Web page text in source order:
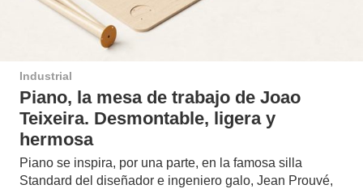
Industrial
Piano, la mesa de trabajo de Joao
Teixeira. Desmontable, ligera y
hermosa
Piano se inspira, por una parte, en la famosa silla
Standard del diseñador e ingeniero galo, Jean Prouvé,